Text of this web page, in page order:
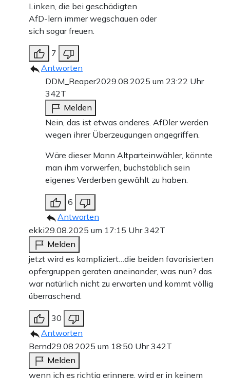
Linken, die bei geschädigten
AfD-lern immer wegschauen oder
sich sogar freuen.
7
Antworten
DDM_Reaper2029.08.2025 um 23:22 Uhr
342T
Melden
Nein, das ist etwas anderes. AfDler werden
wegen ihrer Überzeugungen angegriffen.
Wäre dieser Mann Altparteinwähler, könnte
man ihm vorwerfen, buchstäblich sein
eigenes Verderben gewählt zu haben.
6
Antworten
ekki29.08.2025 um 17:15 Uhr342T
Melden
jetzt wird es kompliziert…die beiden favorisierten
opfergruppen geraten aneinander, was nun? das
war natürlich nicht zu erwarten und kommt völlig
überraschend.
30
Antworten
Bernd29.08.2025 um 18:50 Uhr342T
Melden
wenn ich es richtig erinnere, wird er in keinem